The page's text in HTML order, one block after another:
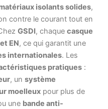
isolants solides,
contre le courant tout en
GSDI, chaque casque
EN, ce qui garantit une
internationales. Les
pratiques :
, un système
moelleux pour plus de
une bande anti-